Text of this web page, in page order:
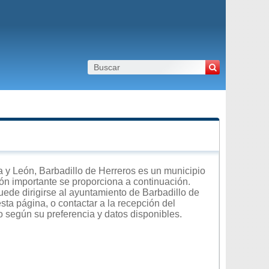
León, Barbadillo de Herreros es un municipio
importante se proporciona a continuación.
dirigirse al ayuntamiento de Barbadillo de
página, o contactar a la recepción del
su preferencia y datos disponibles.